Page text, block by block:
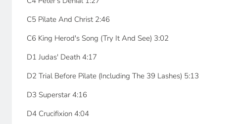
C5 Pilate And Christ 2:46
C6 King Herod's Song (Try It And See) 3:02
D1 Judas' Death 4:17
D2 Trial Before Pilate (Including The 39 Lashes) 5:13
D3 Superstar 4:16
D4 Crucifixion 4:04